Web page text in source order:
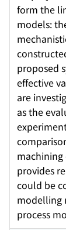
form the
models:
proposed
effective
are
as the
provides
could be
modelling
process